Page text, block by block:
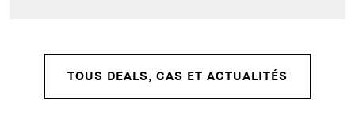
TOUS DEALS, CAS ET ACTUALITÉS